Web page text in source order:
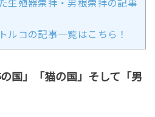
生殖器崇拝・男根崇拝の記事
ルコの記事一覧はこちら！
国」「猫の国」そして「男